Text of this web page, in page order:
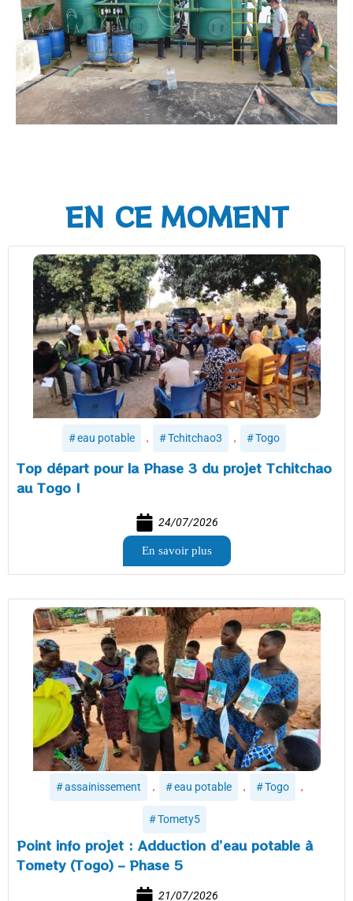
EN CE MOMENT
eau potable , Tchitchao3 , Togo
Top départ pour la Phase 3 du projet Tchitchao
au Togo !
24/07/2026
En savoir plus
assainissement , eau potable , Togo ,
Tomety5
Point info projet : Adduction d’eau potable à
Tomety (Togo) – Phase 5
21/07/2026